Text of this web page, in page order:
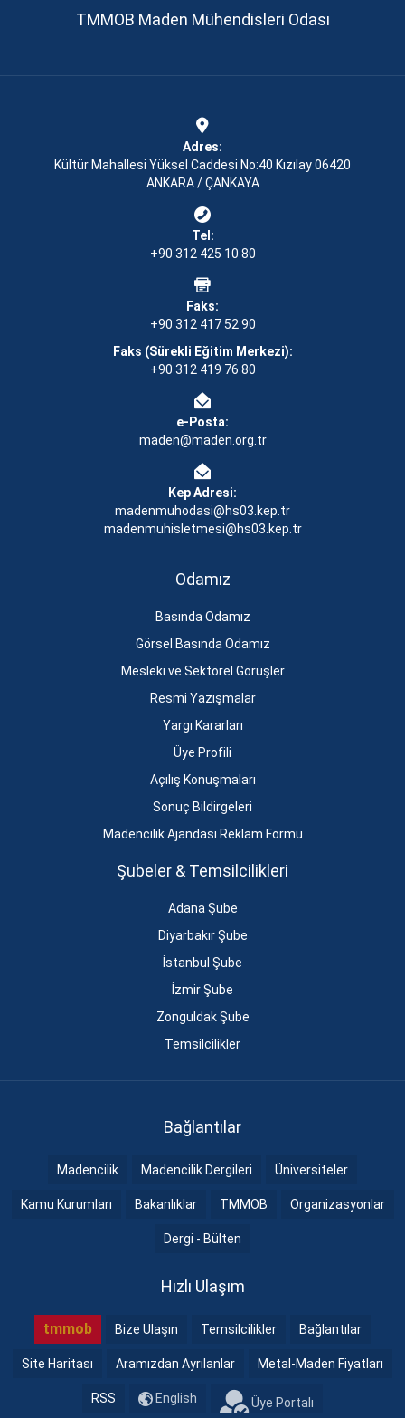
TMMOB Maden Mühendisleri Odası
Adres:
Kültür Mahallesi Yüksel Caddesi No:40 Kızılay 06420
ANKARA / ÇANKAYA
Tel:
+90 312 425 10 80
Faks:
+90 312 417 52 90
Faks (Sürekli Eğitim Merkezi):
+90 312 419 76 80
e-Posta:
maden@maden.org.tr
Kep Adresi:
madenmuhodasi@hs03.kep.tr
madenmuhisletmesi@hs03.kep.tr
Odamız
Basında Odamız
Görsel Basında Odamız
Mesleki ve Sektörel Görüşler
Resmi Yazışmalar
Yargı Kararları
Üye Profili
Açılış Konuşmaları
Sonuç Bildirgeleri
Madencilik Ajandası Reklam Formu
Şubeler & Temsilcilikleri
Adana Şube
Diyarbakır Şube
İstanbul Şube
İzmir Şube
Zonguldak Şube
Temsilcilikler
Bağlantılar
Madencilik Madencilik Dergileri Üniversiteler
Kamu Kurumları Bakanlıklar TMMOB Organizasyonlar
Dergi - Bülten
Hızlı Ulaşım
tmmob Bize Ulaşın Temsilcilikler Bağlantılar
Site Haritası Aramızdan Ayrılanlar Metal-Maden Fiyatları
RSS English Üye Portalı